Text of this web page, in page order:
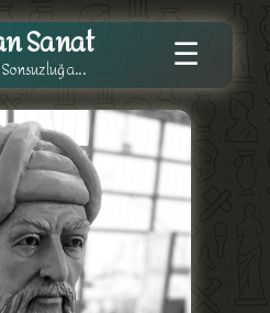
Sanat ☰